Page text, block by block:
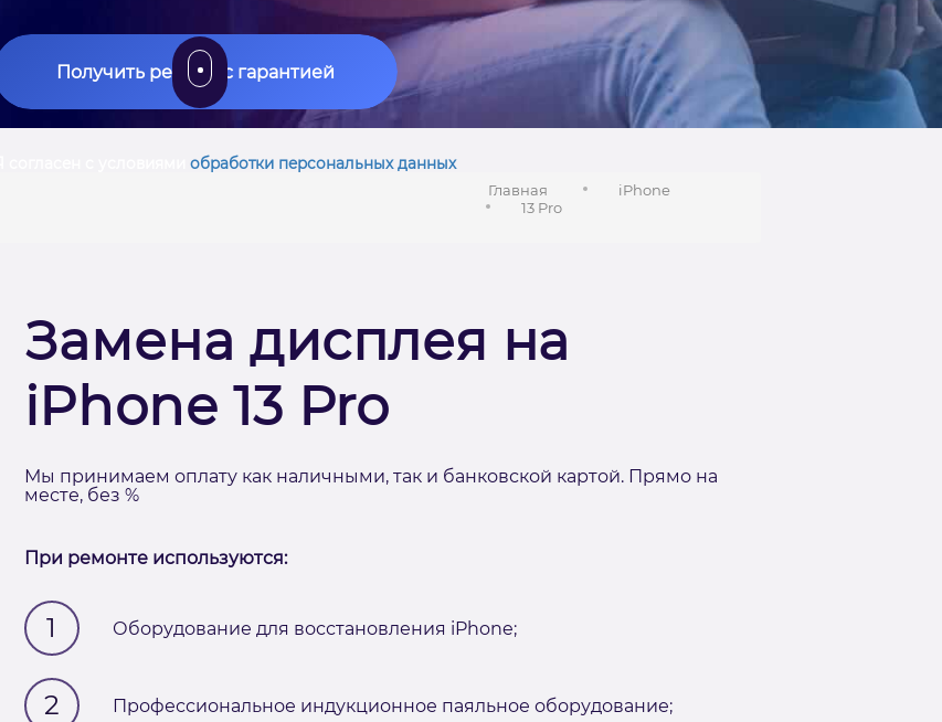
Получить ремонт с гарантией
обработки персональных данных
Главная
iPhone
13 Pro
Замена дисплея на
iPhone 13 Pro
Мы принимаем оплату как наличными, так и банковской картой. Прямо на
месте, без %
При ремонте используются:
1 Оборудование для восстановления iPhone;
2 Профессиональное индукционное паяльное оборудование;